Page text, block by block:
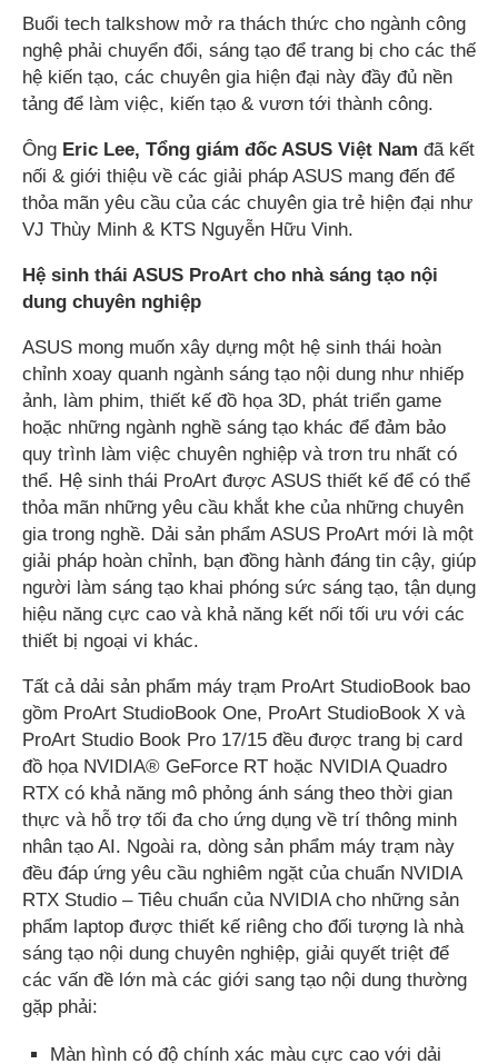
Buổi tech talkshow mở ra thách thức cho ngành công
nghệ phải chuyển đổi, sáng tạo để trang bị cho các thế
hệ kiến tạo, các chuyên gia hiện đại này đầy đủ nền
tảng để làm việc, kiến tạo & vươn tới thành công.
Ông Eric Lee, Tổng giám đốc ASUS Việt Nam đã kết
nối & giới thiệu về các giải pháp ASUS mang đến để
thỏa mãn yêu cầu của các chuyên gia trẻ hiện đại như
VJ Thùy Minh & KTS Nguyễn Hữu Vinh.
Hệ sinh thái ASUS ProArt cho nhà sáng tạo nội
dung chuyên nghiệp
ASUS mong muốn xây dựng một hệ sinh thái hoàn
chỉnh xoay quanh ngành sáng tạo nội dung như nhiếp
ảnh, làm phim, thiết kế đồ họa 3D, phát triển game
hoặc những ngành nghề sáng tạo khác để đảm bảo
quy trình làm việc chuyên nghiệp và trơn tru nhất có
thể. Hệ sinh thái ProArt được ASUS thiết kế để có thể
thỏa mãn những yêu cầu khắt khe của những chuyên
gia trong nghề. Dải sản phẩm ASUS ProArt mới là một
giải pháp hoàn chỉnh, bạn đồng hành đáng tin cậy, giúp
người làm sáng tạo khai phóng sức sáng tạo, tận dụng
hiệu năng cực cao và khả năng kết nối tối ưu với các
thiết bị ngoại vi khác.
Tất cả dải sản phẩm máy trạm ProArt StudioBook bao
gồm ProArt StudioBook One, ProArt StudioBook X và
ProArt Studio Book Pro 17/15 đều được trang bị card
đồ họa NVIDIA® GeForce RT hoặc NVIDIA Quadro
RTX có khả năng mô phỏng ánh sáng theo thời gian
thực và hỗ trợ tối đa cho ứng dụng về trí thông minh
nhân tạo AI. Ngoài ra, dòng sản phẩm máy trạm này
đều đáp ứng yêu cầu nghiêm ngặt của chuẩn NVIDIA
RTX Studio – Tiêu chuẩn của NVIDIA cho những sản
phẩm laptop được thiết kế riêng cho đối tượng là nhà
sáng tạo nội dung chuyên nghiệp, giải quyết triệt để
các vấn đề lớn mà các giới sang tạo nội dung thường
gặp phải:
Màn hình có độ chính xác màu cực cao với dải